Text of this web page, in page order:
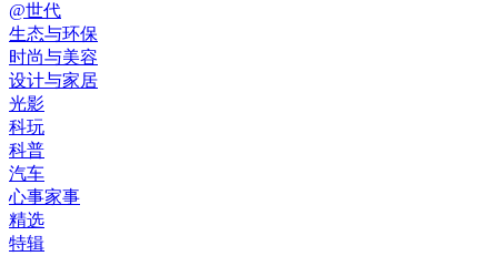
@世代
生态与环保
时尚与美容
设计与家居
光影
科玩
科普
汽车
心事家事
精选
特辑